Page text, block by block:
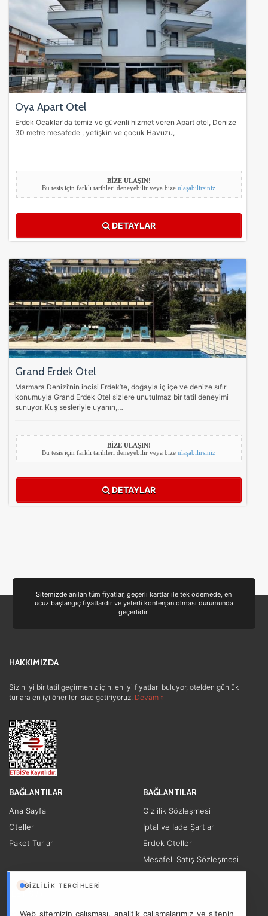
GIZLILIK TERCIHLERI
Web sitemizin çalışması, analitik çalışmalarımız ve sitenin
Oya Apart Otel
Erdek Ocaklar'da temiz ve güvenli hizmet veren Apart otel, Denize
30 metre mesafede , yetişkin ve çocuk Havuzu,
BİZE ULAŞIN!
Bu tesis için farklı tarihleri deneyebilir veya bizeulaşabilirsiniz
DETAYLAR
Grand Erdek Otel
Marmara Denizi’nin incisi Erdek’te, doğayla iç içe ve denize sıfır
konumuyla Grand Erdek Otel sizlere unutulmaz bir tatil deneyimi
sunuyor. Kuş sesleriyle uyanın,…
BİZE ULAŞIN!
Bu tesis için farklı tarihleri deneyebilir veya bizeulaşabilirsiniz
DETAYLAR
Sitemizde anılan tüm fiyatlar, geçerli kartlar ile tek ödemede, en
ucuz başlangıç fiyatlardır ve yeterli kontenjan olması durumunda
geçerlidir.
HAKKIMIZDA
Sizin iyi bir tatil geçirmeniz için, en iyi fiyatları buluyor, otelden günlük
turlara en iyi önerileri size getiriyoruz. Devam »
BAĞLANTILAR
Ana Sayfa
Oteller
Paket Turlar
BAĞLANTILAR
Gizlilik Sözleşmesi
İptal ve İade Şartları
Erdek Otelleri
Mesafeli Satış Sözleşmesi
İLETİŞİM
info@kyzikostravel.com